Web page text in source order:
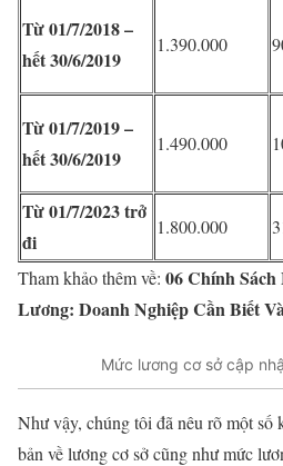
Từ 01/7/2018 –
hết 30/6/2019
1.390.000
Từ 01/7/2019 –
hết 30/6/2019
1.490.000
Từ 01/7/2023 trở
đi
1.800.000
Tham khảo thêm về: 06 Chính
Lương: Doanh Nghiệp Cần Biết
Mức lương cơ sở cập
Như vậy, chúng tôi đã nêu rõ một số
bản về lương cơ sở cũng như mức